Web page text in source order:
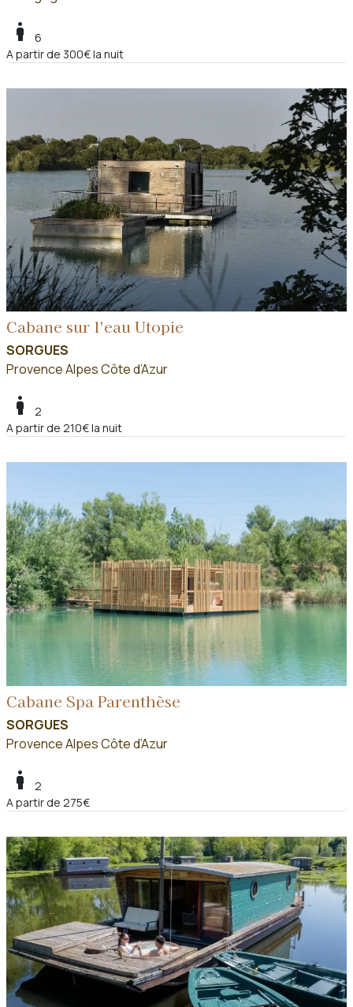
boy
6
A partir de 300€ la nuit
Cabane sur l'eau Utopie
SORGUES
Provence Alpes Côte d’Azur
boy
2
A partir de 210€ la nuit
Cabane Spa Parenthèse
SORGUES
Provence Alpes Côte d’Azur
boy
2
A partir de 275€